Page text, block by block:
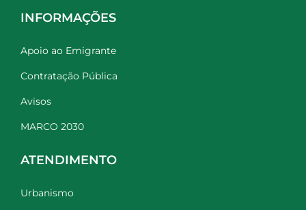
INFORMAÇÕES
Apoio ao Emigrante
Contratação Pública
Avisos
MARCO 2030
ATENDIMENTO
Urbanismo